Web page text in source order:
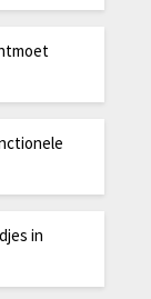
in